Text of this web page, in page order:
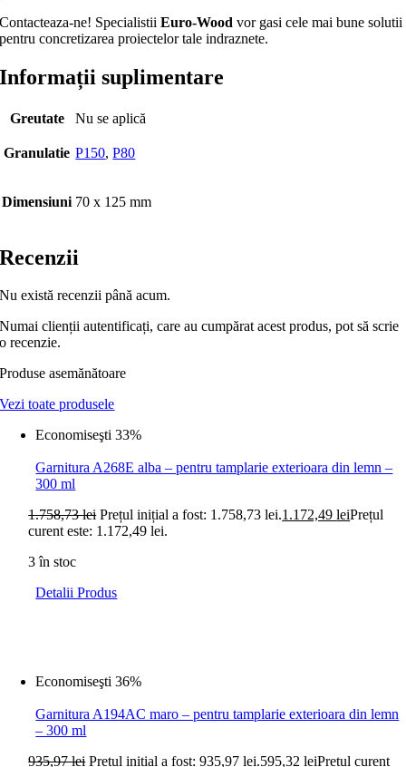
Contacteaza-ne! SpecialistiiEuro-Wood vor gasi cele mai bune solutii
pentru concretizarea proiectelor tale indraznete.
Informații suplimentare
Greutate Nu se aplică
Granulatie P150,P80
Dimensiuni 70 x 125 mm
Recenzii
Nu există recenzii până acum.
Numai clienții autentificați, care au cumpărat acest produs, pot să scrie
o recenzie.
Produse asemănătoare
Vezi toate produsele
Economiseşti 33%
Garnitura A268E alba – pentru tamplarie exterioara din lemn –
300 ml
1.758,73lei Prețul inițial a fost: 1.758,73 lei.1.172,49leiPrețul
curent este: 1.172,49 lei.
3 în stoc
Detalii Produs
Economiseşti 36%
Garnitura A194AC maro – pentru tamplarie exterioara din lemn
– 300 ml
935,97lei Prețul inițial a fost: 935,97 lei.595,32leiPrețul curent